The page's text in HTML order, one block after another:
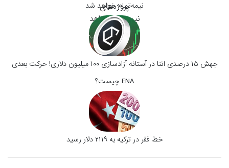
نیمه‌تمام خواهد شد
جهش ۱۵ درصدی اتنا در آستانه آزادسازی ۱۰۰ میلیون دلاری! حرکت بعدی
ENA چیست؟
خط فقر در ترکیه به ۲۱۱۹ دلار رسید